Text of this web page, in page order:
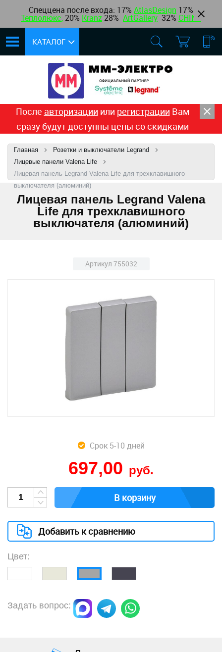
Спеццена после входа: 17% AtlasDesign 17%
Теплолюкс, 20% Kranz 28% ArtGallery 32% CHINT
КАТАЛОГ
После авторизации или регистрации Вам
сразу будут доступны цены со скидками
Главная
Розетки и выключатели Legrand
Лицевые панели Valena Life
Лицевая панель Legrand Valena Life для трехклавишного
выключателя (алюминий)
Лицевая панель Legrand Valena
Life для трехклавишного
выключателя (алюминий)
Артикул 755032
Срок 5-10 дней
697,00 руб.
В корзину
Добавить к сравнению
Цвет:
Задать вопрос: